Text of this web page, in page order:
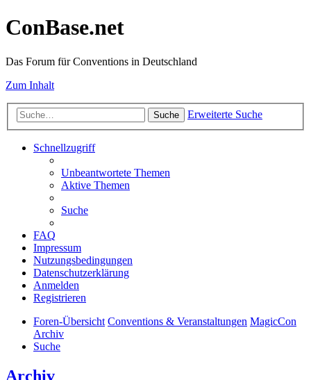
ConBase.net
Das Forum für Conventions in Deutschland
Zum Inhalt
Suche Erweiterte Suche
Schnellzugriff
Unbeantwortete Themen
Aktive Themen
Suche
FAQ
Impressum
Nutzungsbedingungen
Datenschutzerklärung
Anmelden
Registrieren
Foren-Übersicht Conventions & Veranstaltungen MagicCon
Archiv
Suche
Archiv